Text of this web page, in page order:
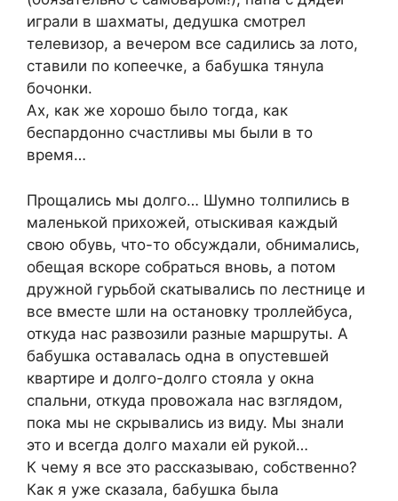
играли в шахматы, дедушка смотрел
телевизор, а вечером все садились за лото,
ставили по копеечке, а бабушка тянула
бочонки.
Ах, как же хорошо было тогда, как
беспардонно счастливы мы были в то
время…
Прощались мы долго… Шумно толпились в
маленькой прихожей, отыскивая каждый
свою обувь, что-то обсуждали, обнимались,
обещая вскоре собраться вновь, а потом
дружной гурьбой скатывались по лестнице и
все вместе шли на остановку троллейбуса,
откуда нас развозили разные маршруты. А
бабушка оставалась одна в опустевшей
квартире и долго-долго стояла у окна
спальни, откуда провожала нас взглядом,
пока мы не скрывались из виду. Мы знали
это и всегда долго махали ей рукой…
К чему я все это рассказываю, собственно?
Как я уже сказала, бабушка была